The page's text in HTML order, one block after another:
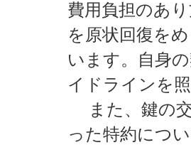
費用負担のあ
を原状回復を
います。自身
イドラインを
また、鍵の交
った特約につ